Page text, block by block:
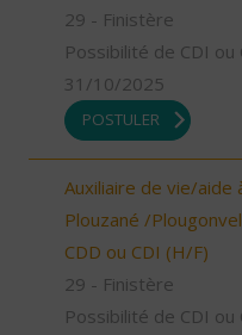
29 - Finistère
Possibilité de CDI ou
31/10/2025
POSTULER
Auxiliaire de vie/aide
Plouzané /
CDD ou CDI (H/F)
29 - Finistère
Possibilité de CDI ou